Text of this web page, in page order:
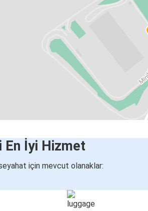
En İyi Hizmet
için mevcut olanaklar: